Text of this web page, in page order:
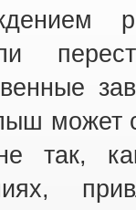
может
так,